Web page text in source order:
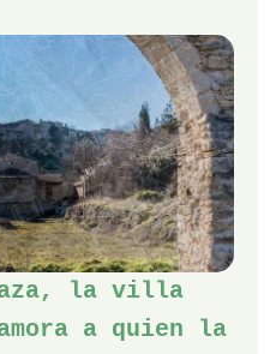
la villa
a quien la